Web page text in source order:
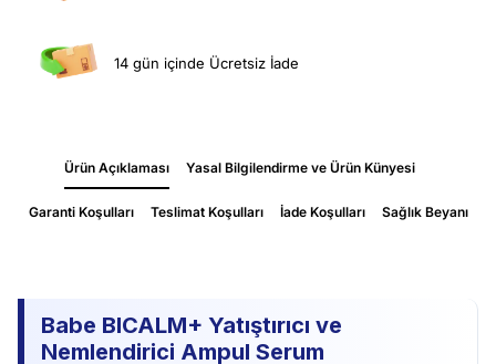
14 gün içinde Ücretsiz İade
Ürün Açıklaması Yasal Bilgilendirme ve Ürün Künyesi
Garanti Koşulları Teslimat Koşulları İade Koşulları Sağlık Beyanı
Babe BICALM+ Yatıştırıcı ve
Nemlendirici Ampul Serum